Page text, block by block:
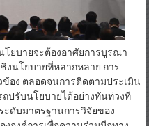
ยบายจะต้องอาศัยการบูรณา
งนโยบายที่หลากหลาย การ
ข้อง ตลอดจนการติดตามประเมิน
ปรับนโยบายได้อย่างทันท่วงที
ดับมาตรฐานการวิจัยของ